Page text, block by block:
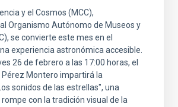
y el Cosmos (MCC),
Organismo Autónomo de Museos y
se convierte este mes en el
experiencia astronómica accesible.
26 de febrero a las 17:00 horas, el
Montero impartirá la
sonidos de las estrellas", una
con la tradición visual de la